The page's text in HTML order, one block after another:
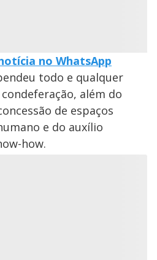
no WhatsApp
todo e qualquer
além do
de espaços
e do auxílio
how.